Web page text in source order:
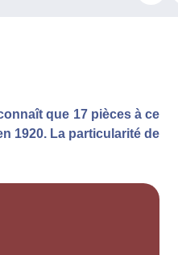
que 17 pièces à ce
1920. La particularité de